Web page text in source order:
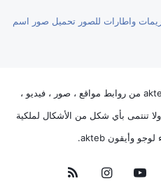
واطارات للصور تحميل صور اسم
كل المعلومات المقدمة في موقع akteb من روابط مواقع ، صور ، فيديو ،
تنتمى بأي شكل من الأشكال لملكية
يوتيوبانستقرامملخص